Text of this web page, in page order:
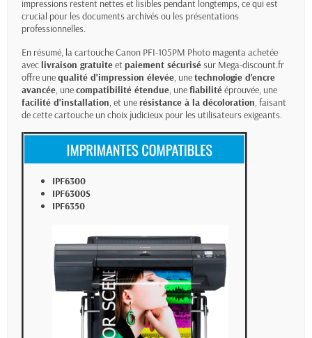
impressions restent nettes et lisibles pendant longtemps, ce qui est
crucial pour les documents archivés ou les présentations
professionnelles.
En résumé, la cartouche Canon PFI-105PM Photo magenta achetée
aveclivraison gratuiteet paiement sécurisésur Mega-discount.fr
offre unequalité d'impression élevée, unetechnologie d'encre
avancée, unecompatibilité étendue, unefiabilitééprouvée, une
facilité d'installation, et unerésistance à la décoloration, faisant
de cette cartouche un choix judicieux pour les utilisateurs exigeants.
IPF6300
IPF6300S
IPF6350